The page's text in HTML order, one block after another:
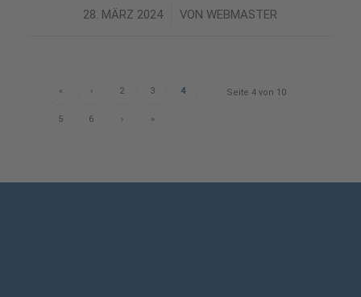
28. MÄRZ 2024
/ VON WEBMASTER
Seite 4 von 10
« ‹ 2 3 4
5 6 › »